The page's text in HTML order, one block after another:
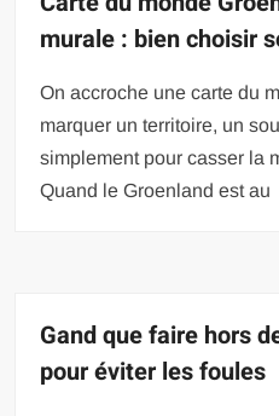
murale : bien choisir
On accroche une carte du
marquer un territoire, un
simplement pour casser la
Quand le Groenland est au
Gand que faire hors
pour éviter les foules